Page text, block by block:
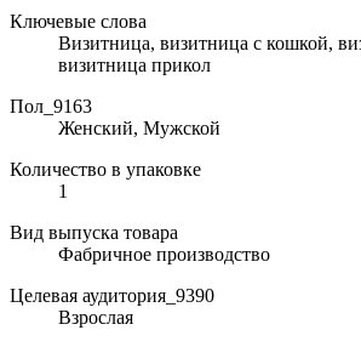
Ключевые слова
Визитница, визитница с кошкой,
визитница прикол
Пол_9163
Женский, Мужской
Количество в упаковке
1
Вид выпуска товара
Фабричное производство
Целевая аудитория_9390
Взрослая